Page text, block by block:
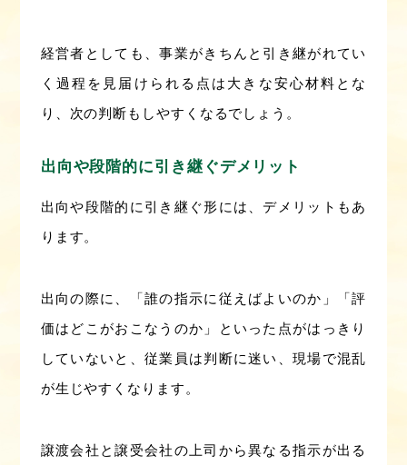
経営者としても、事業がきちんと引き継がれてい
く過程を見届けられる点は大きな安心材料とな
り、次の判断もしやすくなるでしょう。
出向や段階的に引き継ぐデメリット
出向や段階的に引き継ぐ形には、デメリットもあ
ります。
出向の際に、「誰の指示に従えばよいのか」「評
価はどこがおこなうのか」といった点がはっきり
していないと、従業員は判断に迷い、現場で混乱
が生じやすくなります。
譲渡会社と譲受会社の上司から異なる指示が出る